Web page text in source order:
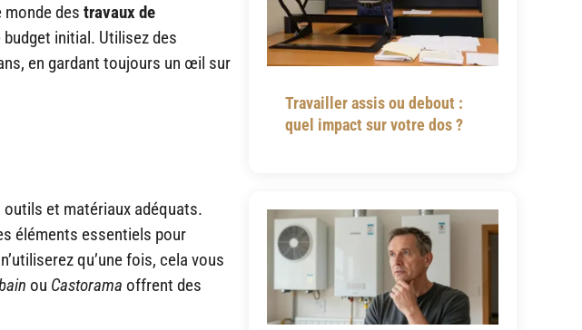
monde des travaux de
initial. Utilisez des
en gardant toujours un œil sur
outils et matériaux adéquats.
éléments essentiels pour
qu’une fois, cela vous
ou Castorama offrent des
Travailler assis ou debout :
quel impact sur votre dos ?